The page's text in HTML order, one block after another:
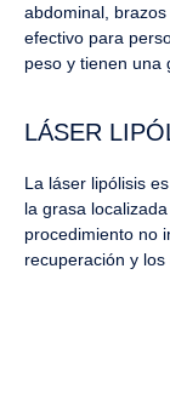
abdominal,
efectivo para
peso y tienen una
LÁSER
La láser lipólisis
la grasa
procedimiento no
recuperación y